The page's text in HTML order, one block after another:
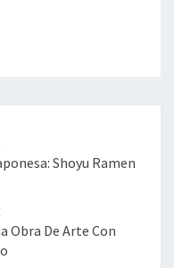
Shoyu Ramen
Obra De Arte Con